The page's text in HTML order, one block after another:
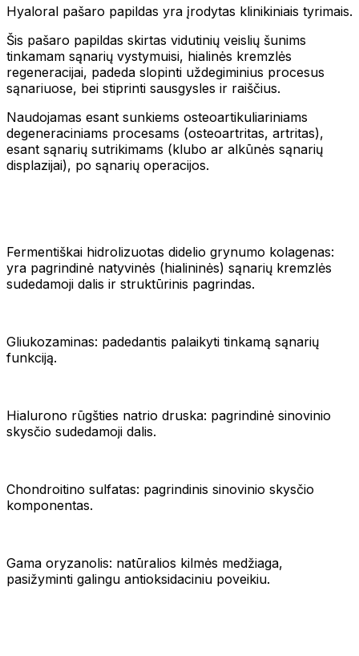
Hyaloral pašaro papildas yra įrodytas klinikiniais tyrimais.
Šis pašaro papildas skirtas vidutinių veislių šunims
tinkamam sąnarių vystymuisi, hialinės kremzlės
regeneracijai, padeda slopinti uždegiminius procesus
sąnariuose, bei stiprinti sausgysles ir raiščius.
Naudojamas esant sunkiems osteoartikuliariniams
degeneraciniams procesams (osteoartritas, artritas),
esant sąnarių sutrikimams (klubo ar alkūnės sąnarių
displazijai), po sąnarių operacijos.
Fermentiškai hidrolizuotas didelio grynumo kolagenas:
yra pagrindinė natyvinės (hialininės) sąnarių kremzlės
sudedamoji dalis ir struktūrinis pagrindas.
Gliukozaminas: padedantis palaikyti tinkamą sąnarių
funkciją.
Hialurono rūgšties natrio druska: pagrindinė sinovinio
skysčio sudedamoji dalis.
Chondroitino sulfatas: pagrindinis sinovinio skysčio
komponentas.
Gama oryzanolis: natūralios kilmės medžiaga,
pasižyminti galingu antioksidaciniu poveikiu.